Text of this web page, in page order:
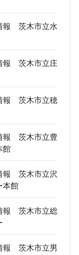
報 茨木市立水
報 茨木市立庄
報 茨木市立穂
報 茨木市立豊
館
報 茨木市立沢
本館
報 茨木市立総
報 茨木市立男